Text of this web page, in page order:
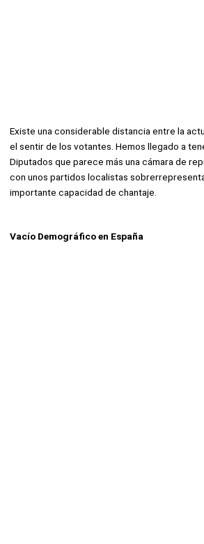
Existe una considerable distancia entre la
el sentir de los votantes. Hemos llegado a
Diputados que parece más una cámara de
con unos partidos localistas
importante capacidad de chantaje.
Vacío Demográfico en España